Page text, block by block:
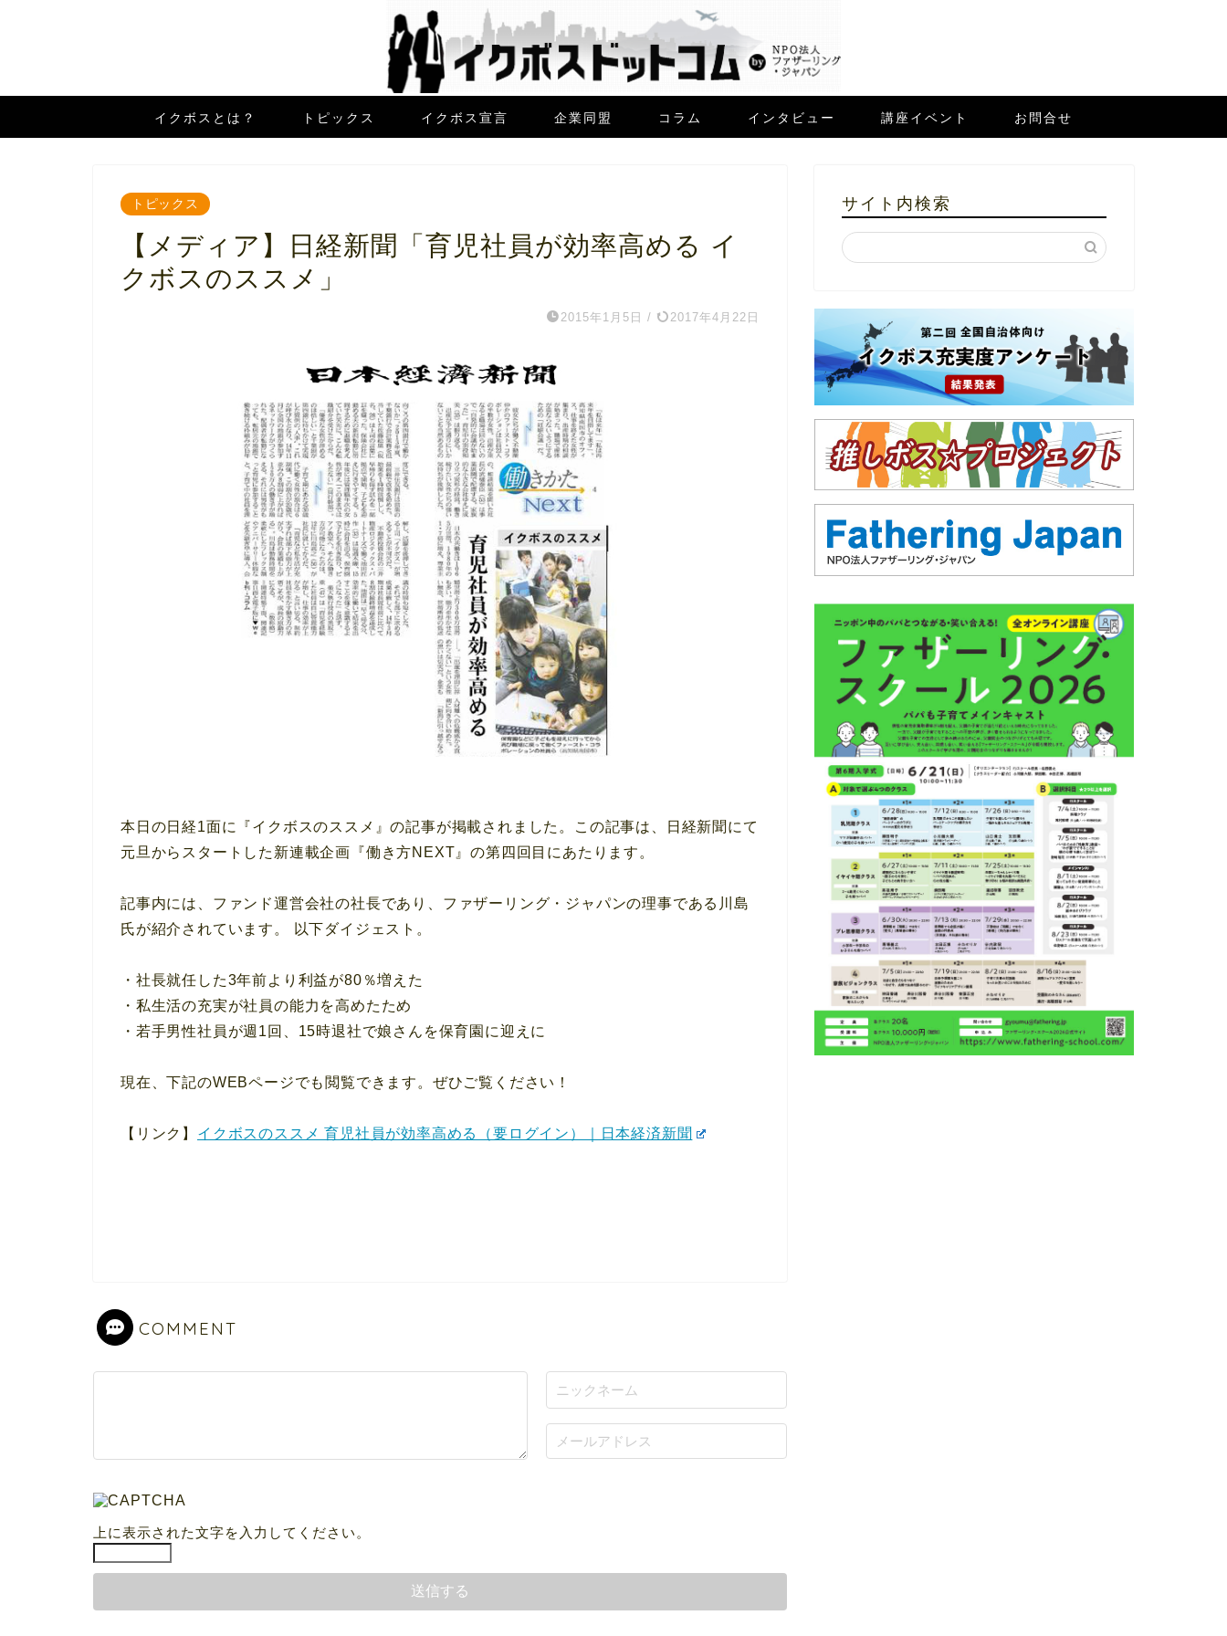
イクボスとは？ トピックス イクボス宣言 企業同盟 コラム インタビュー 講座イベント お問合せ
トピックス
【メディア】日経新聞「育児社員が効率高める イ
クボスのススメ」
2015年1月5日 / 2017年4月22日
本日の日経1面に『イクボスのススメ』の記事が掲載されました。この記事は、日経新聞にて
元旦からスタートした新連載企画『働き方NEXT』の第四回目にあたります。
記事内には、ファンド運営会社の社長であり、ファザーリング・ジャパンの理事である川島
氏が紹介されています。 以下ダイジェスト。
・社長就任した3年前より利益が80％増えた
・私生活の充実が社員の能力を高めたため
・若手男性社員が週1回、15時退社で娘さんを保育園に迎えに
現在、下記のWEBページでも閲覧できます。ぜひご覧ください！
【リンク】 イクボスのススメ 育児社員が効率高める（要ログイン）｜日本経済新聞
COMMENT
上に表示された文字を入力してください。
サイト内検索